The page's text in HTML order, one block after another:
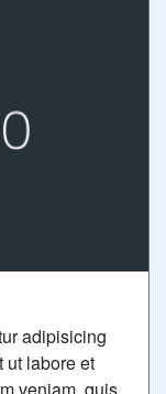
adipisicing
ut labore et